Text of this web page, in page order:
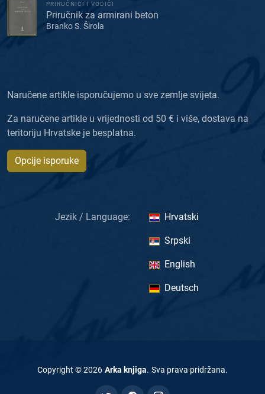
PRIRUČNICI I VODIČI
Priručnik za armirani beton
Branko S. Širola
Naručene artikle isporučujemo u sve zemlje svijeta.
Za naručene artikle u vrijednosti od 50 € i više, dostava na
teritoriju Hrvatske je besplatna.
Opcije isporuke
Jezik / Language: Hrvatski
Srpski
English
Deutsch
Copyright ©2026 Arka knjiga. Sva prava pridržana.